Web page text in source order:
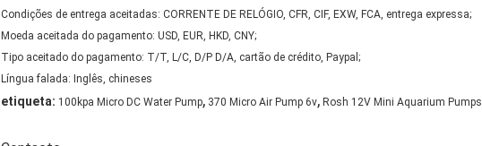
Condições de entrega aceitadas: CORRENTE DE RELÓGIO, CFR, CIF, EXW, FCA, entrega expressa;
Moeda aceitada do pagamento: USD, EUR, HKD, CNY;
Tipo aceitado do pagamento: T/T, L/C, D/P D/A, cartão de crédito, Paypal;
Língua falada: Inglês, chineses
etiqueta: 100kpa Micro DC Water Pump, 370 Micro Air Pump 6v, Rosh 12V Mini Aquarium Pumps